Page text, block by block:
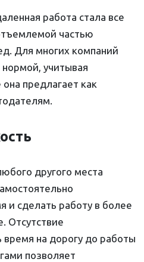
работа стала все
частью
Для многих компаний
нормой, учитывая
предлагает как
другого места
и сделать работу в более
Отсутствие
на дорогу до работы
позволяет